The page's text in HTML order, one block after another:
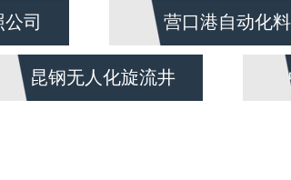
司 营口港自动化
昆钢无人化旋流井